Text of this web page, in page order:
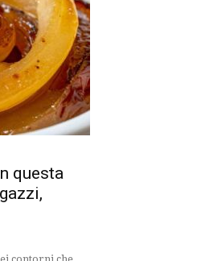
questa